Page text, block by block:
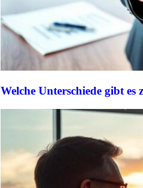
Welche Unterschiede gibt